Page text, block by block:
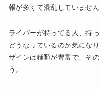
報が多くて混乱していません
ライバーが持ってる人、持
どうなっているのか気にな
ザインは種類が豊富で、そ
う。